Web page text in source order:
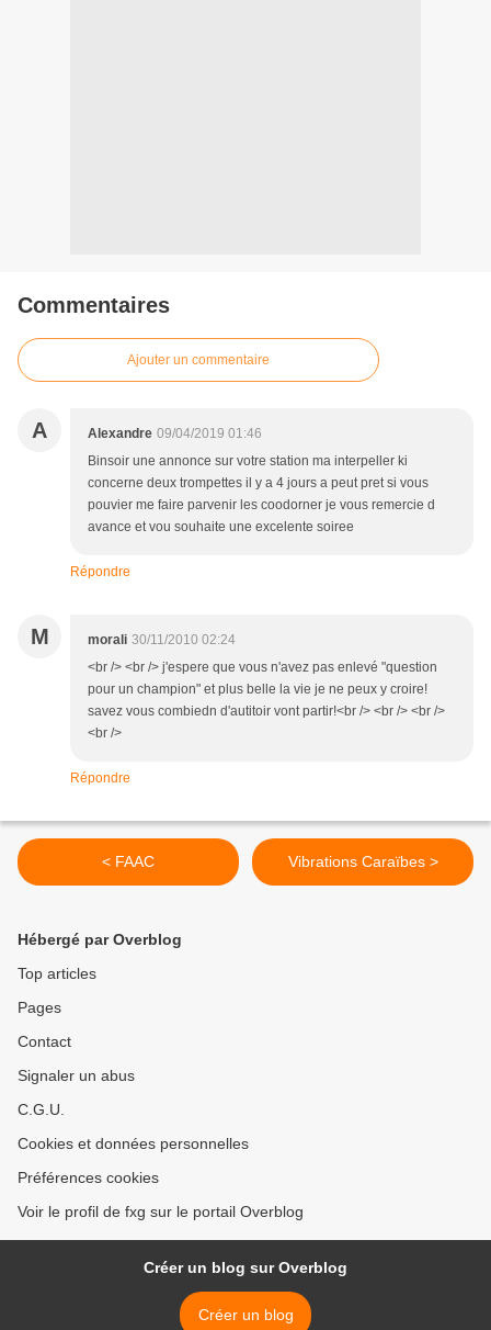
Commentaires
Ajouter un commentaire
A Alexandre 09/04/2019 01:46
Binsoir une annonce sur votre station ma interpeller ki
concerne deux trompettes il y a 4 jours a peut pret si vous
pouvier me faire parvenir les coodorner je vous remercie d
avance et vou souhaite une excelente soiree
Répondre
M morali 30/11/2010 02:24
<br /> <br /> j'espere que vous n'avez pas enlevé "question
pour un champion" et plus belle la vie je ne peux y croire!
savez vous combiedn d'autitoir vont partir!<br /> <br /> <br />
<br />
Répondre
< FAAC Vibrations Caraïbes >
Hébergé par Overblog
Top articles
Pages
Contact
Signaler un abus
C.G.U.
Cookies et données personnelles
Préférences cookies
Voir le profil de fxg sur le portail Overblog
Créer un blog sur Overblog
Créer un blog